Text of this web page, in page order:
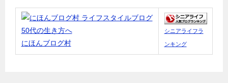
にほんブログ村
シニアライフラ
ンキング